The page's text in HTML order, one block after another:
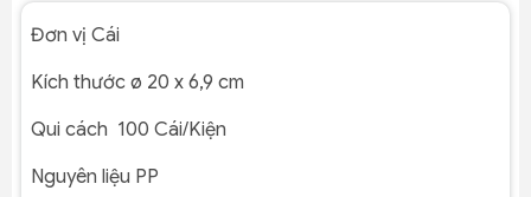
Đơn vị Cái
Kích thước ø 20 x 6,9 cm
Qui cách 100 Cái/Kiện
Nguyên liệu PP